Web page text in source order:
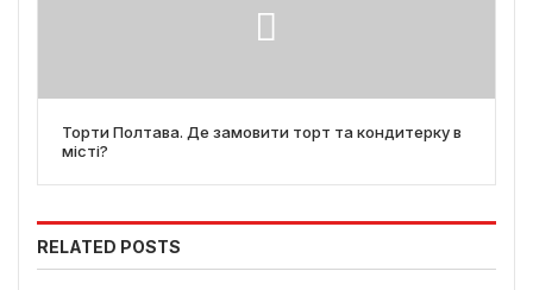
Торти Полтава. Де замовити торт та кондитерку в
місті?
RELATED POSTS